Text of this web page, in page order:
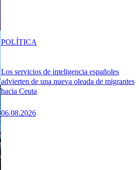
Los servicios de inteligencia españoles
advierten de una nueva oleada de migrantes
hacia Ceuta
06.08.2026
POLÍTICA